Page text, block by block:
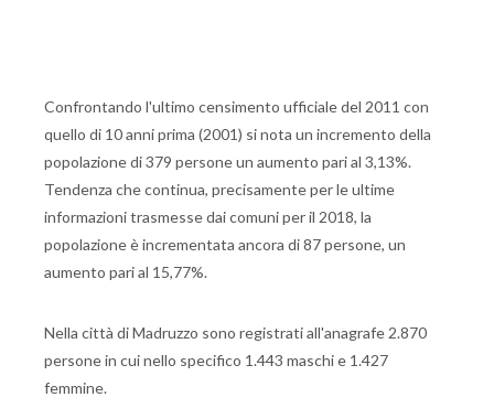
Confrontando l'ultimo censimento ufficiale del 2011 con
quello di 10 anni prima (2001) si nota un incremento della
popolazione di 379 persone un aumento pari al 3,13%.
Tendenza che continua, precisamente per le ultime
informazioni trasmesse dai comuni per il 2018, la
popolazione è incrementata ancora di 87 persone, un
aumento pari al 15,77%.
Nella città di Madruzzo sono registrati all'anagrafe 2.870
persone in cui nello specifico 1.443 maschi e 1.427
femmine.